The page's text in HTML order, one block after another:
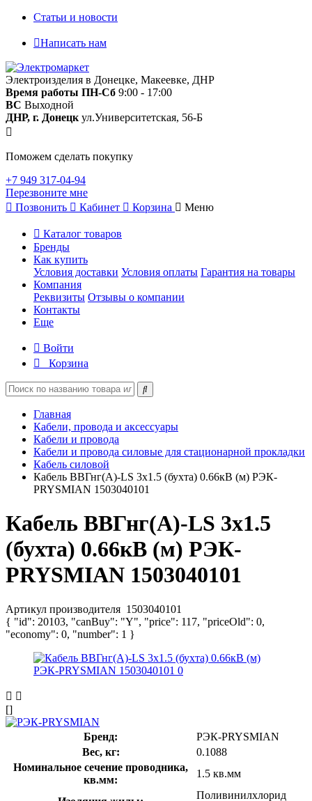
Статьи и новости
Написать нам
Электроизделия в Донецке, Макеевке, ДНР
Время работы ПН-Сб 9:00 - 17:00
ВС Выходной
ДНР, г. Донецк ул.Университетская, 56-Б
Поможем сделать покупку
+7 949 317-04-94
Перезвоните мне
Позвонить
Кабинет Корзина Меню
Каталог товаров
Бренды
Как купить
Условия доставки Условия оплаты Гарантия на товары
Компания
Реквизиты Отзывы о компании
Контакты
Еще
Войти
Корзина
Главная
Кабели, провода и аксессуары
Кабели и провода
Кабели и провода силовые для стационарной прокладки
Кабель силовой
Кабель ВВГнг(А)-LS 3х1.5 (бухта) 0.66кВ (м) РЭК-
PRYSMIAN 1503040101
Кабель ВВГнг(А)-LS 3х1.5
(бухта) 0.66кВ (м) РЭК-
PRYSMIAN 1503040101
Артикул производителя 1503040101
{ "id": 20103, "canBuy": "Y", "price": 117, "priceOld": 0,
"economy": 0, "number": 1 }
[]
Бренд:
РЭК-PRYSMIAN
Вес, кг:
0.1088
Номинальное сечение проводника,
кв.мм:
1.5 кв.мм
Поливинилхлорид